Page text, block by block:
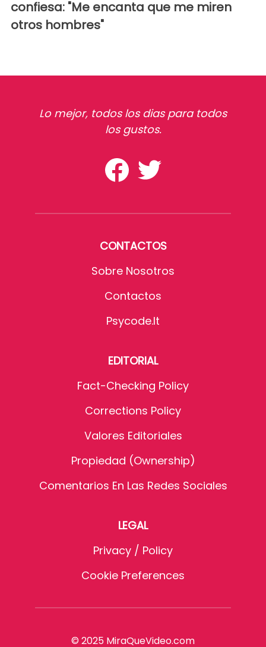
confiesa: "Me encanta que me miren
otros hombres"
Lo mejor, todos los dias para todos
los gustos.
CONTACTOS
Sobre Nosotros
Contactos
Psycode.it
EDITORIAL
Fact-Checking Policy
Corrections Policy
Valores Editoriales
Propiedad (Ownership)
Comentarios En Las Redes Sociales
LEGAL
Privacy / Policy
Cookie Preferences
© 2025 MiraQueVideo.com